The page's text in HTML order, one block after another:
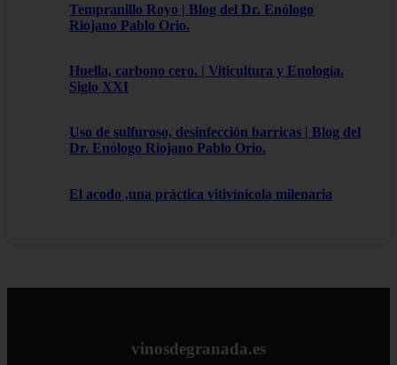
Tempranillo Royo | Blog del Dr. Enólogo
Riojano Pablo Orio.
Huella, carbono cero. | Viticultura y Enología.
Siglo XXI
Uso de sulfuroso, desinfección barricas | Blog del
Dr. Enólogo Riojano Pablo Orio.
El acodo ,una práctica vitivínicola milenaria
vinosdegranada.es